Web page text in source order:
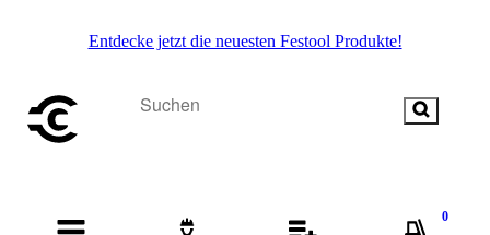
Entdecke jetzt die neuesten Festool Produkte!
0